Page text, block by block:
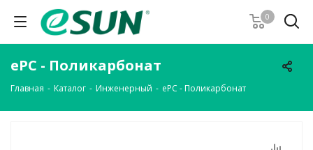
0
ePC - Поликарбонат
Главная - Каталог - Инженерный - ePC - Поликарбонат